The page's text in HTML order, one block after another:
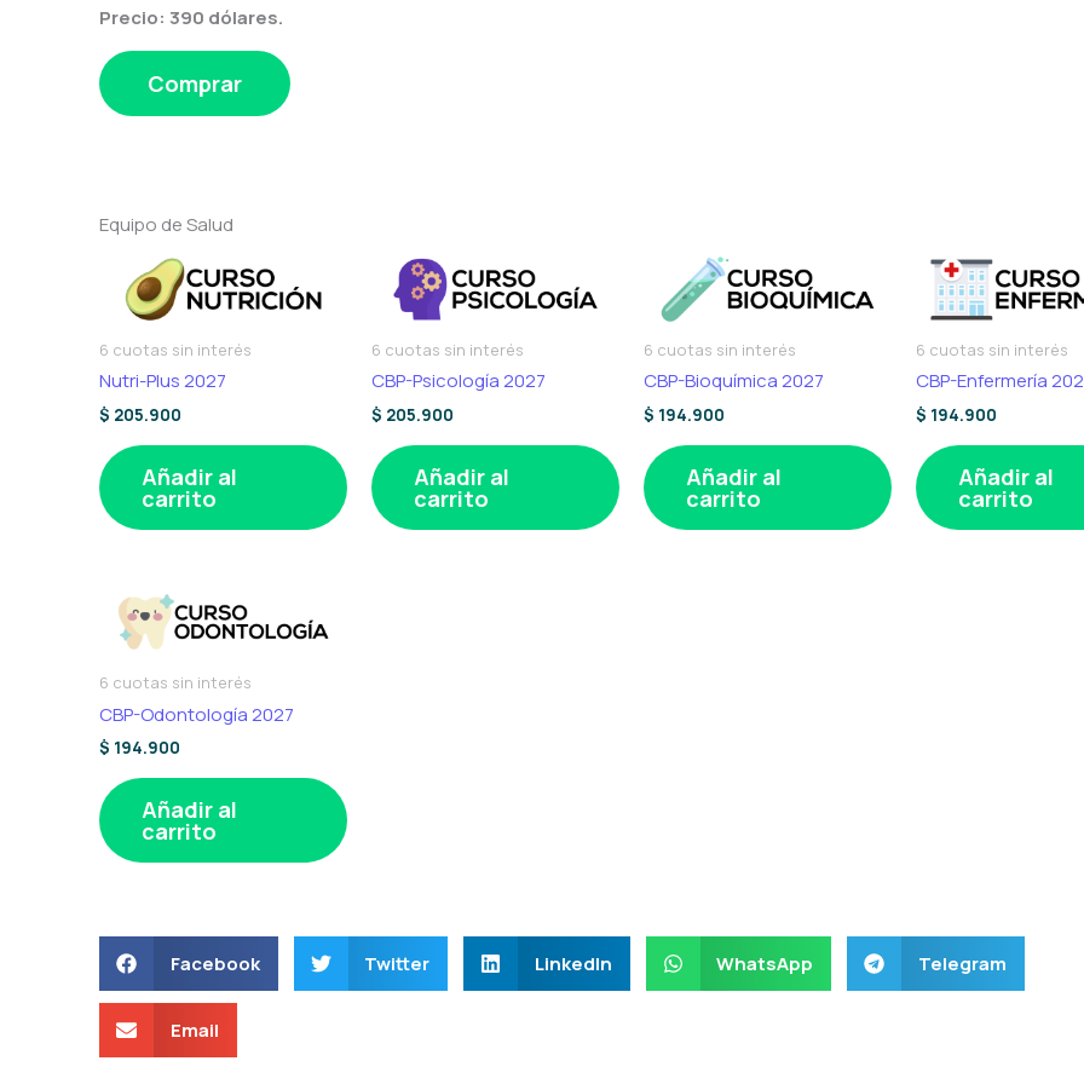
Precio: 390 dólares.
Comprar
Equipo de Salud
6 cuotas sin interés
Nutri-Plus 2027
$ 205.900
Añadir al
carrito
6 cuotas sin interés
CBP-Psicología 2027
$ 205.900
Añadir al
carrito
6 cuotas sin interés
CBP-Bioquímica 2027
$ 194.900
Añadir al
carrito
6 cuotas sin interés
CBP-Enfermería
$ 194.900
Añadir al
carrito
6 cuotas sin interés
CBP-Odontología 2027
$ 194.900
Añadir al
carrito
Facebook Twitter LinkedIn WhatsApp Telegram
Email